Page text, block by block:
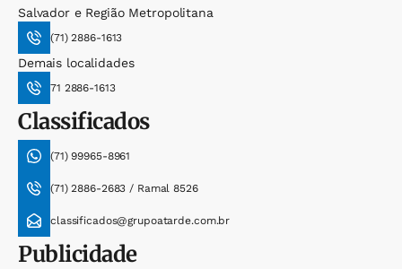
Salvador e Região Metropolitana
(71) 2886-1613
Demais localidades
71 2886-1613
Classificados
(71) 99965-8961
(71) 2886-2683 / Ramal 8526
classificados@grupoatarde.com.br
Publicidade